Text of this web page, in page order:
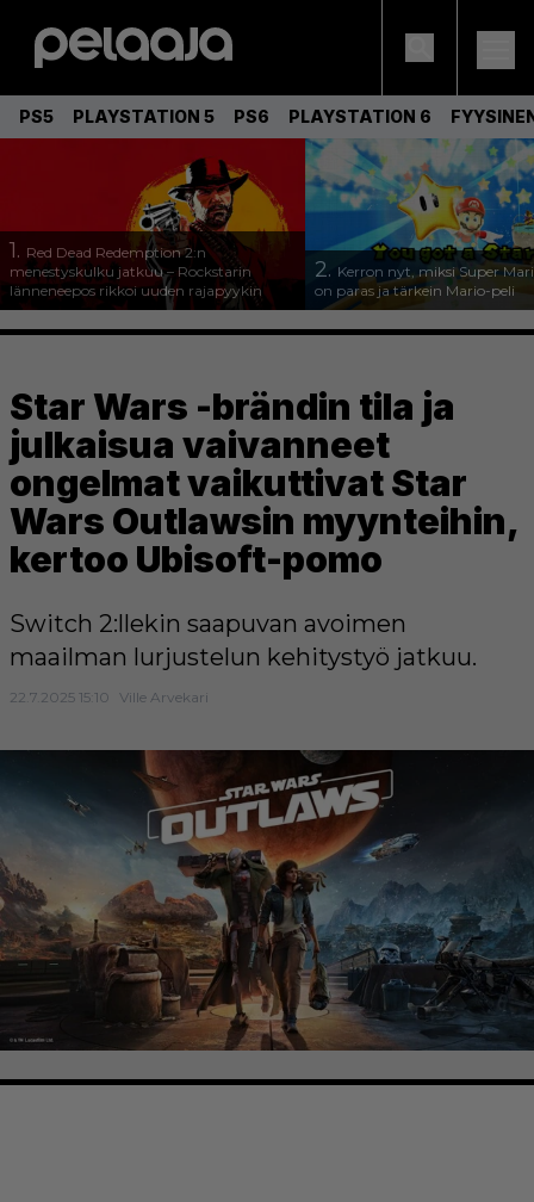
PS5 PLAYSTATION 5 PS6 PLAYSTATION 6
1. Red Dead Redemption 2:n
menestyskulku jatkuu – Rockstarin
länneneepos rikkoi uuden rajapyykin
2. Kerron nyt, miksi Super
on paras ja tärkein Mario-peli
Star Wars -brändin tila ja
julkaisua vaivanneet
ongelmat vaikuttivat Star
Wars Outlawsin myynteihin,
kertoo Ubisoft-pomo
Switch 2:llekin saapuvan avoimen
maailman lurjustelun kehitystyö jatkuu.
22.7.2025 15:10 Ville Arvekari